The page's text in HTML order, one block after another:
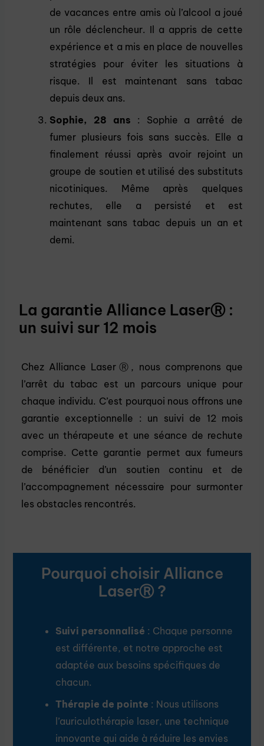
de vacances entre amis où l’alcool a joué
un rôle déclencheur. Il a appris de cette
expérience et a mis en place de nouvelles
stratégies pour éviter les situations à
risque. Il est maintenant sans tabac
depuis deux ans.
Sophie, 28 ans : Sophie a arrêté de
fumer plusieurs fois sans succès. Elle a
finalement réussi après avoir rejoint un
groupe de soutien et utilisé des substituts
nicotiniques. Même après quelques
rechutes, elle a persisté et est
maintenant sans tabac depuis un an et
demi.
La garantie Alliance LaserⓇ :
un suivi sur 12 mois
Chez Alliance LaserⓇ, nous comprenons que
l’arrêt du tabac est un parcours unique pour
chaque individu. C’est pourquoi nous offrons une
garantie exceptionnelle : un suivi de 12 mois
avec un thérapeute et une séance de rechute
comprise. Cette garantie permet aux fumeurs
de bénéficier d’un soutien continu et de
l’accompagnement nécessaire pour surmonter
les obstacles rencontrés.
Pourquoi choisir Alliance
LaserⓇ ?
Suivi personnalisé : Chaque personne
est différente, et notre approche est
adaptée aux besoins spécifiques de
chacun.
Thérapie de pointe : Nous utilisons
l’auriculothérapie laser, une technique
innovante qui aide à réduire les envies